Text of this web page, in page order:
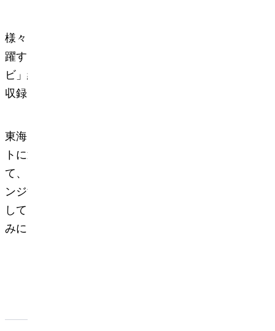
様々なアーティストの楽曲制作やREMIXでも活
躍するラジオDJ・南城大輔氏、「中日BIZナ
ビ」編集長・大森準氏にお迎えいただき今週、
収録を行いました。
東海エリアで活躍するビジネスパーソンをゲス
トに迎えるというコーナーコンセプトにおい
て、当社が愛知県でアリーナビジネスにチャレ
ンジする想いや実現したい世界、魅力を引き出
していただきました。 1月22日の放送をお楽し
みにお待ちください。